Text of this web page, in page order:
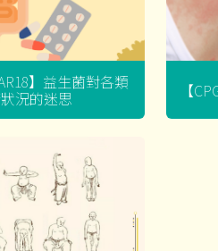
】益生菌對各類
況的迷思 【